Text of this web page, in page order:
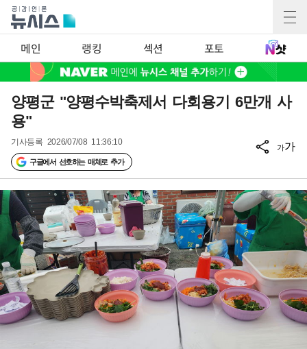
메인 랭킹 섹션 포토
양평군 "양평수박축제서 다회용기 6만개 사
용"
기사등록 2026/07/08 11:36:10
구글에서 선호하는 매체로 추가
가가